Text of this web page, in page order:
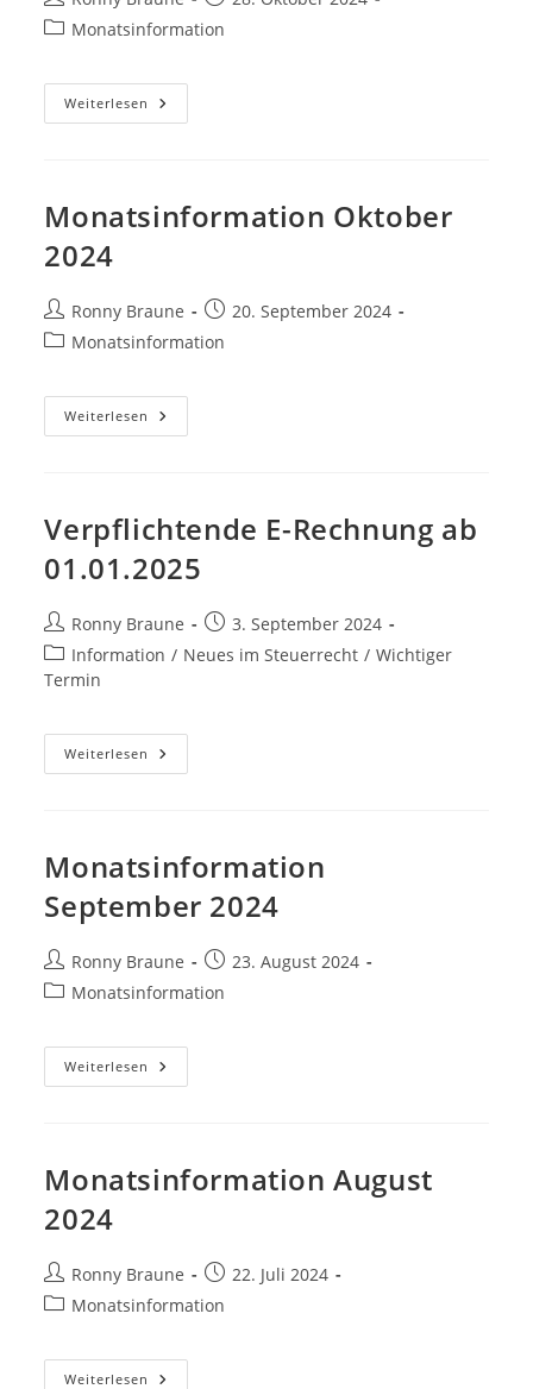
Monatsinformation
Weiterlesen
Monatsinformation Oktober
2024
Ronny Braune
20. September 2024
Monatsinformation
Weiterlesen
Verpflichtende E-Rechnung ab
01.01.2025
Ronny Braune
3. September 2024
Information / Neues im Steuerrecht / Wichtiger
Termin
Weiterlesen
Monatsinformation
September 2024
Ronny Braune
23. August 2024
Monatsinformation
Weiterlesen
Monatsinformation August
2024
Ronny Braune
22. Juli 2024
Monatsinformation
Weiterlesen